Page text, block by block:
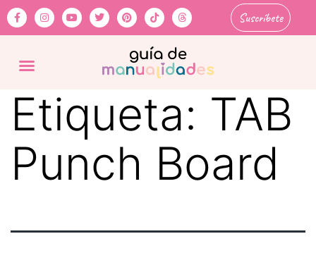
Suscríbete
Etiqueta: TAB
Punch Board